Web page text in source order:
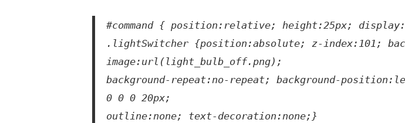
#command { position:relative; height:25px;
.lightSwitcher {position:absolute; z-index:101;
image:url(light_bulb_off.png);
background-repeat:no-repeat; background-
0 0 0 20px;
outline:none; text-decoration:none;}